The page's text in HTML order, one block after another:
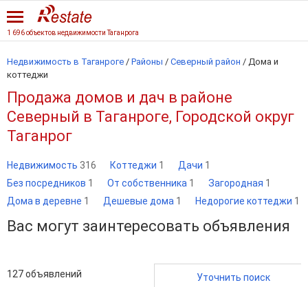
1 696 объектов недвижимости Таганрога
Недвижимость в Таганроге / Районы / Северный район / Дома и
коттеджи
Продажа домов и дач в районе
Северный в Таганроге, Городской округ
Таганрог
Недвижимость 316 Коттеджи 1 Дачи 1
Без посредников 1 От собственника 1 Загородная 1
Дома в деревне 1 Дешевые дома 1 Недорогие коттеджи 1
Вас могут заинтересовать объявления
127объявлений Уточнить поиск